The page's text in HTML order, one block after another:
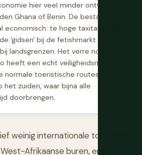
hier veel minder ontwikkeld
Ghana of Benin. De bestaande
economisch: te hoge taxitarieven,
'gidsen' bij de fetishmarkt en
landsgrenzen. Het verre noorden
heeft een echt veiligheidsrisico
normale toeristische routes; deze
het zuiden, waar bijna alle
doorbrengen.
weinig internationale toeristen
Afrikaanse buren, en het